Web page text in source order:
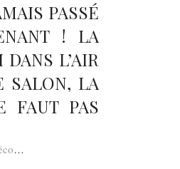
PASSÉ
! LA
L’AIR
SALON, LA
FAUT PAS
…